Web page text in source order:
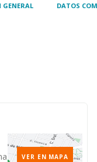
DATOS
VER EN MAPA